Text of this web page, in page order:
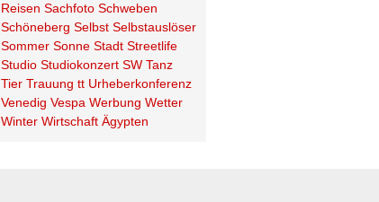
Reisen Sachfoto Schweben
Schöneberg Selbst Selbstauslöser
Sommer Sonne Stadt Streetlife
Studio Studiokonzert SW Tanz
Tier Trauung tt Urheberkonferenz
Venedig Vespa Werbung Wetter
Winter Wirtschaft Ägypten